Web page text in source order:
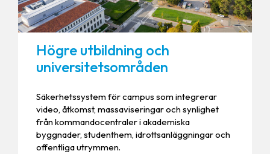
Högre utbildning och
universitetsområden
Säkerhetssystem för campus som integrerar
video, åtkomst, massaviseringar och synlighet
från kommandocentraler i akademiska
byggnader, studenthem, idrottsanläggningar och
offentliga utrymmen.